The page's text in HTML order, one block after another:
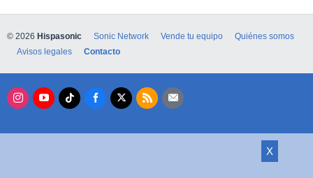
X
© 2026 Hispasonic Sonic Network Vende tu equipo
Quiénes somos
Avisos legales
Contacto